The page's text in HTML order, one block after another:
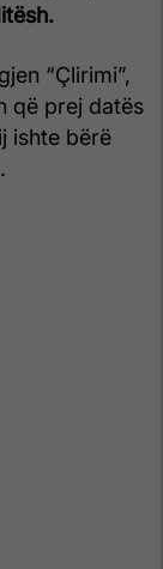
“Çlirimi”,
që prej datës
ishte bërë